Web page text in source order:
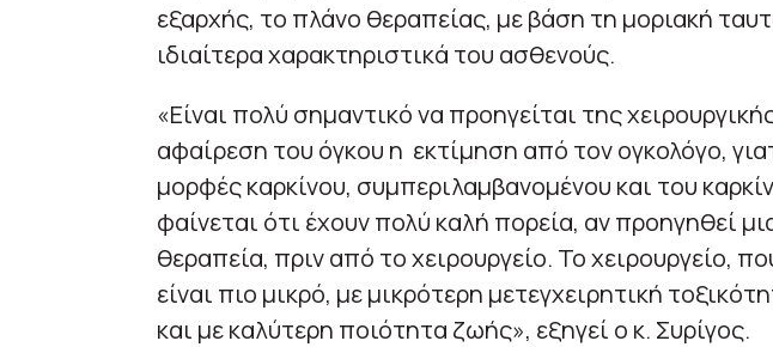
εξαρχής, το πλάνο θεραπείας, με βάση τη μοριακή
ιδιαίτερα χαρακτηριστικά του ασθενούς.
«Είναι πολύ σημαντικό να προηγείται της
αφαίρεση του όγκου η εκτίμηση από τον ογκολόγο,
μορφές καρκίνου, συμπεριλαμβανομένου και του
φαίνεται ότι έχουν πολύ καλή πορεία, αν προηγηθεί
θεραπεία, πριν από το χειρουργείο. Το χειρουργείο,
είναι πιο μικρό, με μικρότερη μετεγχειρητική
και με καλύτερη ποιότητα ζωής», εξηγεί ο κ. Συρίγος.